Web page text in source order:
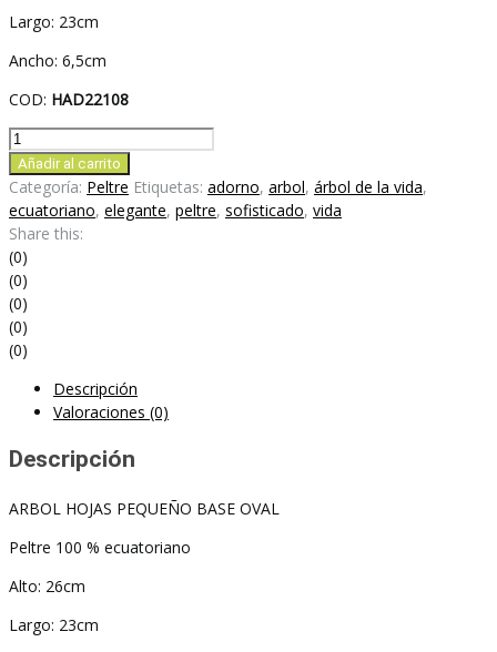
Largo: 23cm
Ancho: 6,5cm
COD: HAD22108
ARBOL
HOJAS
PEQUEÑO
BASE
OVAL
cantidad
Añadir al carrito
Categoría: Peltre Etiquetas: adorno, arbol, árbol de la vida,
ecuatoriano, elegante, peltre, sofisticado, vida
Share this:
(0)
(0)
(0)
(0)
(0)
Descripción
Valoraciones (0)
Descripción
ARBOL HOJAS PEQUEÑO BASE OVAL
Peltre 100 % ecuatoriano
Alto: 26cm
Largo: 23cm